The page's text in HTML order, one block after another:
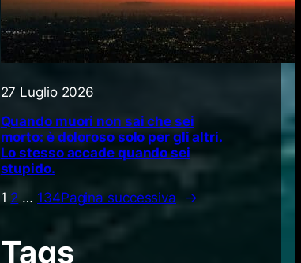
27 Luglio 2026
Quando muori non sai che sei
morto: è doloroso solo per gli altri.
Lo stesso accade quando sei
stupido.
1 2 … 134Pagina successiva →
Tags